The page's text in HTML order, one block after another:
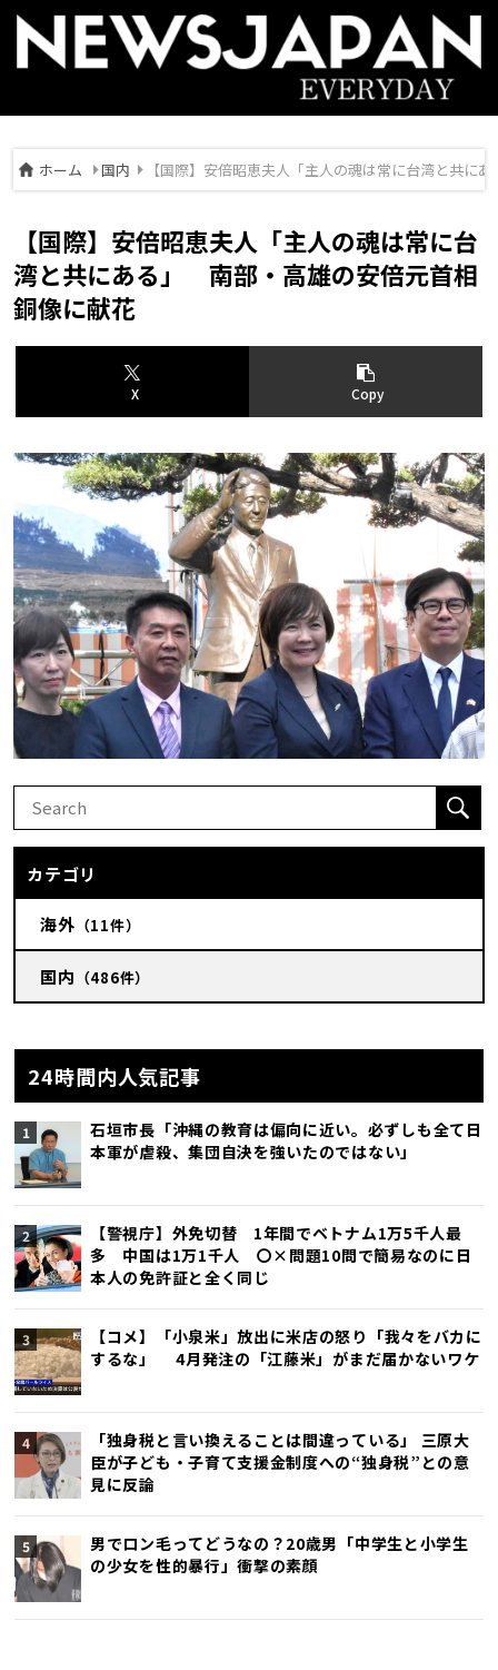
ホーム 国内 【国際】安倍昭恵夫人「主人の魂は常に台湾と共
24時間内人気記事
石垣市長「沖縄の教育は偏向に近い。必ずしも全て日
本軍が虐殺、集団自決を強いたのではない」
【警視庁】外免切替 1年間でベトナム1万5千人最
多 中国は1万1千人 〇×問題10問で簡易なのに日
本人の免許証と全く同じ
【コメ】「小泉米」放出に米店の怒り「我々をバカに
するな」 4月発注の「江藤米」がまだ届かないワケ
「独身税と言い換えることは間違っている」 三原大
臣が子ども・子育て支援金制度への“独身税”との意
見に反論
男でロン毛ってどうなの？20歳男「中学生と小学生
の少女を性的暴行」衝撃の素顔
【国際】安倍昭恵夫人「主人の魂は常に台
湾と共にある」 南部・高雄の安倍元首相
銅像に献花
X Copy
カテゴリ
海外 （11件）
国内 （486件）